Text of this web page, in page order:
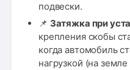
подвески.
📌 Затяжка при
крепления скобы
когда автомобиль
нагрузкой (на